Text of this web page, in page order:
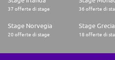
37 offerte di stage 36 offerte di
Stage Norvegia
20 offerte di stage
Stage Grecia
18 offerte di